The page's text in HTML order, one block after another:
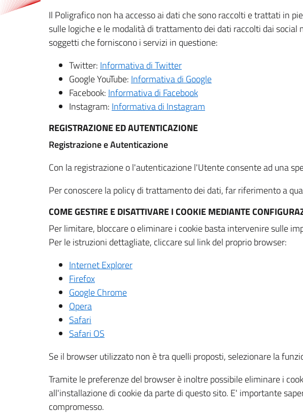
Il Poligrafico non ha accesso ai dati che sono raccolti e trattati in
sulle logiche e le modalità di trattamento dei dati raccolti dai
soggetti che forniscono i servizi in questione:
Twitter: Informativa di Twitter
Google YouTube: Informativa di Google
Facebook: Informativa di Facebook
Instagram: Informativa di Instagram
REGISTRAZIONE ED AUTENTICAZIONE
Registrazione e Autenticazione
Con la registrazione o l'autenticazione l'Utente consente ad una
Per conoscere la policy di trattamento dei dati, far riferimento a
COME GESTIRE E DISATTIVARE I COOKIE MEDIANTE
Per limitare, bloccare o eliminare i cookie basta intervenire sulle
Per le istruzioni dettagliate, cliccare sul link del proprio browser:
Internet Explorer
Firefox
Google Chrome
Opera
Safari
Safari OS
Se il browser utilizzato non è tra quelli proposti, selezionare la
Tramite le preferenze del browser è inoltre possibile eliminare i
all'installazione di cookie da parte di questo sito. E' importante
compromesso.